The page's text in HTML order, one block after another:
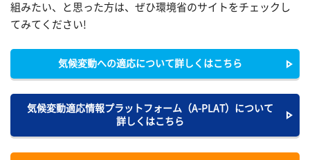
組みたい、と思った方は、ぜひ環境省のサイトをチェックし
てみてください!
気候変動への適応について詳しくはこちら
気候変動適応情報プラットフォーム（A-PLAT）について
詳しくはこちら